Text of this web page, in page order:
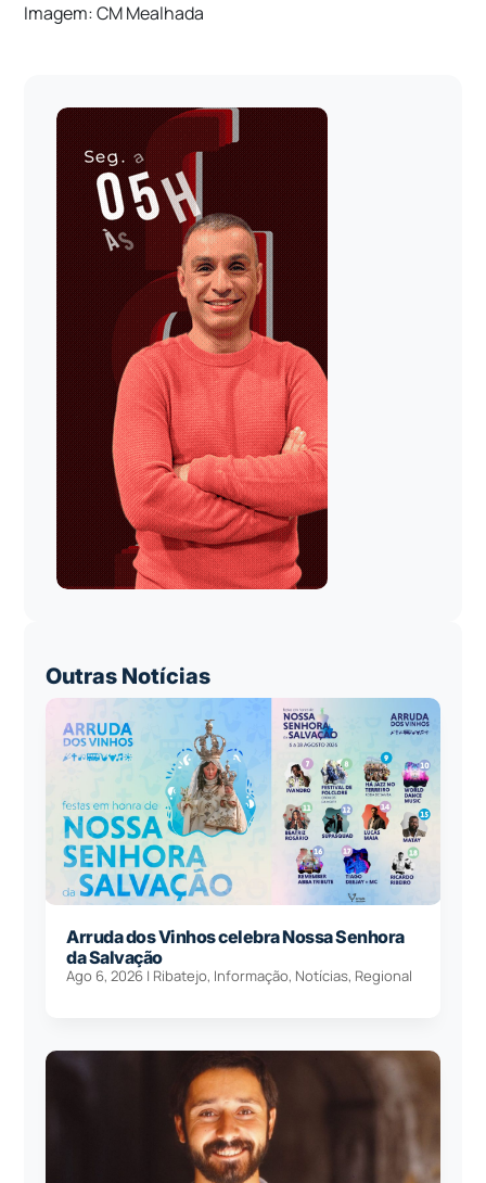
Imagem: CM Mealhada
Outras Notícias
Arruda dos Vinhos celebra Nossa Senhora
da Salvação
Ago 6, 2026 | Ribatejo, Informação, Notícias, Regional